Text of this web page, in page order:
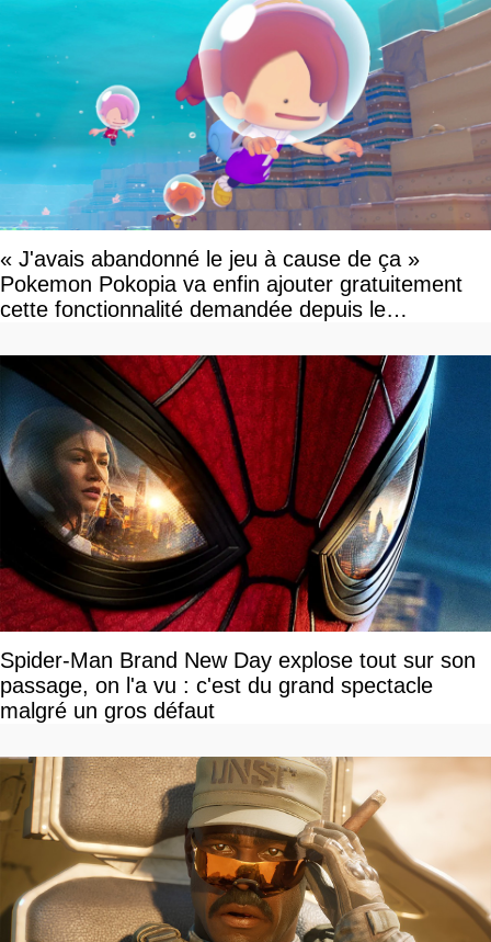
« J'avais abandonné le jeu à cause de ça »
Pokemon Pokopia va enfin ajouter gratuitement
cette fonctionnalité demandée depuis le
Spider-Man Brand New Day explose tout sur son
passage, on l'a vu : c'est du grand spectacle
malgré un gros défaut